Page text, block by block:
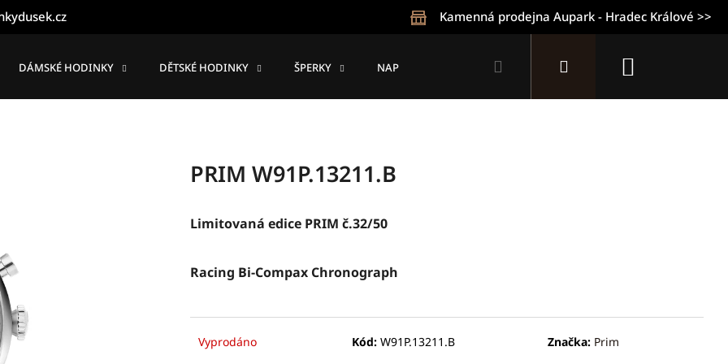
Kamenná prodejna Aupark - Hradec Králové >>
DÁMSKÉ HODINKY DĚTSKÉ HODINKY ŠPERKY NAPIŠTE NÁM Přihlášení
PRIM W91P.13211.B
Limitovaná edice PRIM č.32/50
Racing Bi-Compax Chronograph
Vyprodáno Kód: W91P.13211.B Značka: Prim
Následující